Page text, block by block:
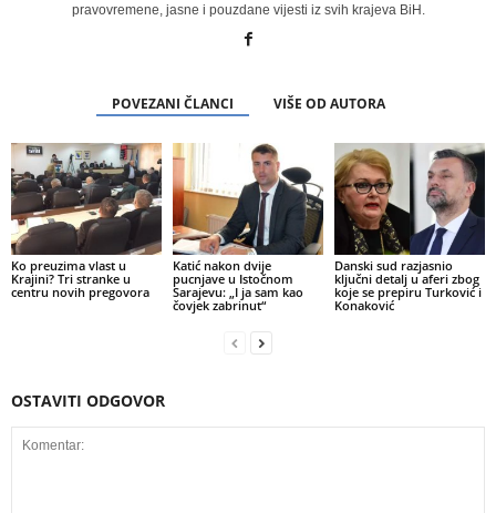
pravovremene, jasne i pouzdane vijesti iz svih krajeva BiH.
POVEZANI ČLANCI VIŠE OD AUTORA
Ko preuzima vlast u
Krajini? Tri stranke u
centru novih pregovora
Katić nakon dvije
pucnjave u Istočnom
Sarajevu: „I ja sam kao
čovjek zabrinut“
Danski sud razjasnio
ključni detalj u aferi zbog
koje se prepiru Turković i
Konaković
OSTAVITI ODGOVOR